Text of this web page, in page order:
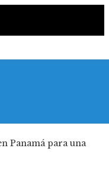
Panamá para una